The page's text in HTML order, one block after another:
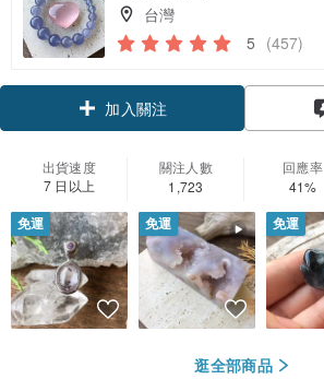
台灣
5 (457)
加入關注
出貨速度
7 日以上
關注人數
1,723
回應率
41%
免運 免運 免運
逛全部商品